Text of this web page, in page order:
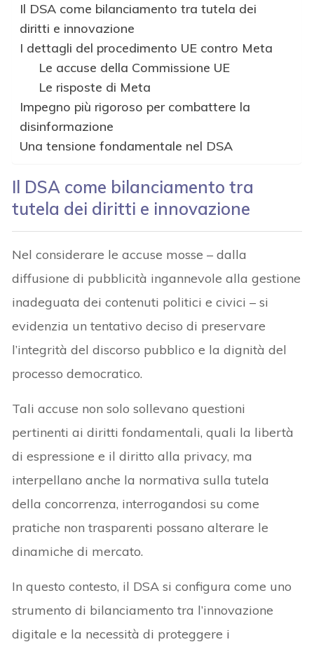
Il DSA come bilanciamento tra tutela dei
diritti e innovazione
I dettagli del procedimento UE contro Meta
Le accuse della Commissione UE
Le risposte di Meta
Impegno più rigoroso per combattere la
disinformazione
Una tensione fondamentale nel DSA
Il DSA come bilanciamento tra
tutela dei diritti e innovazione
Nel considerare le accuse mosse – dalla
diffusione di pubblicità ingannevole alla gestione
inadeguata dei contenuti politici e civici – si
evidenzia un tentativo deciso di preservare
l’integrità del discorso pubblico e la dignità del
processo democratico.
Tali accuse non solo sollevano questioni
pertinenti ai diritti fondamentali, quali la libertà
di espressione e il diritto alla privacy, ma
interpellano anche la normativa sulla tutela
della concorrenza, interrogandosi su come
pratiche non trasparenti possano alterare le
dinamiche di mercato.
In questo contesto, il DSA si configura come uno
strumento di bilanciamento tra l’innovazione
digitale e la necessità di proteggere i